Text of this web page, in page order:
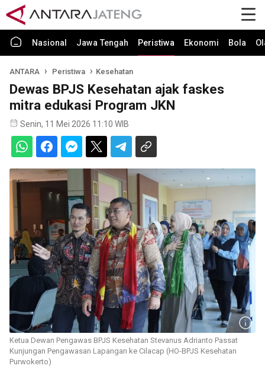
Nasional Jawa Tengah Peristiwa Ekonomi Bola
ANTARA Peristiwa Kesehatan
Dewas BPJS Kesehatan ajak faskes
mitra edukasi Program JKN
Senin, 11 Mei 2026 11:10 WIB
Ketua Dewan Pengawas BPJS Kesehatan Stevanus Adrianto Passat
Kunjungan Pengawasan Lapangan ke Cilacap (HO-BPJS Kesehatan
Purwokerto)